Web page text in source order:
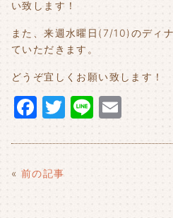
い致します！
また、来週水曜日(7/10)のディ
ていただきます。
どうぞ宜しくお願い致します！
F
c
e
T
it
Li
n
e
E
ai
« 前の記事